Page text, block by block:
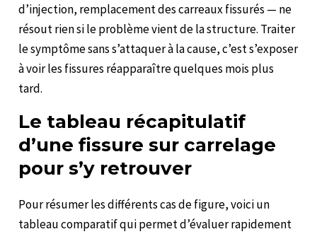
d’injection, remplacement des carreaux fissurés — ne
résout rien si le problème vient de la structure. Traiter
le symptôme sans s’attaquer à la cause, c’est s’exposer
à voir les fissures réapparaître quelques mois plus
tard.
Le tableau récapitulatif
d’une fissure sur carrelage
pour s’y retrouver
Pour résumer les différents cas de figure, voici un
tableau comparatif qui permet d’évaluer rapidement